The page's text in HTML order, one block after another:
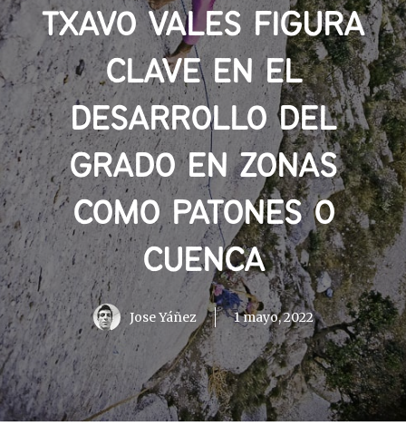
TXAVO VALES FIGURA
CLAVE EN EL
DESARROLLO DEL
GRADO EN ZONAS
COMO PATONES O
CUENCA
Jose Yáñez 1 mayo, 2022